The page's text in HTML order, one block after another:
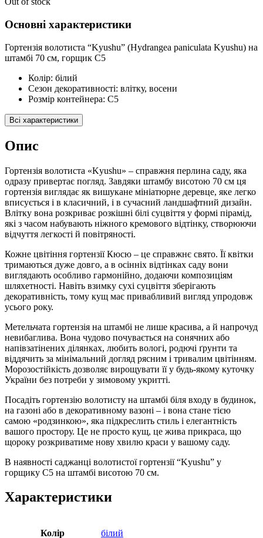
Основні характеристики
Гортензія волотиста “Kyushu” (Hydrangea paniculata Kyushu) на
штамбі 70 см, горщик С5
Колір: білий
Cезон декоративності: влітку, восени
Розмір контейнера: С5
Всі характеристики
Опис
Гортензія волотиста «Kyushu» – справжня перлина саду, яка
одразу привертає погляд. Завдяки штамбу висотою 70 см ця
гортензія виглядає як вишукане мініатюрне деревце, яке легко
вписується і в класичний, і в сучасний ландшафтний дизайн.
Влітку вона розкриває розкішні білі суцвіття у формі пірамід,
які з часом набувають ніжного кремового відтінку, створюючи
відчуття легкості й повітряності.
Кожне цвітіння гортензії Кюсю – це справжнє свято. Її квітки
тримаються дуже довго, а в осінніх відтінках саду вони
виглядають особливо гармонійно, додаючи композиціям
шляхетності. Навіть взимку сухі суцвіття зберігають
декоративність, тому кущ має привабливий вигляд упродовж
усього року.
Метельчата гортензія на штамбі не лише красива, а й напрочуд
невибаглива. Вона чудово почувається на сонячних або
напівзатінених ділянках, любить вологі, родючі ґрунти та
віддячить за мінімальний догляд рясним і тривалим цвітінням.
Морозостійкість дозволяє вирощувати її у будь-якому куточку
України без потреби у зимовому укритті.
Посадіть гортензію волотисту на штамбі біля входу в будинок,
на газоні або в декоративному вазоні – і вона стане тією
самою «родзинкою», яка підкреслить стиль і елегантність
вашого простору. Це не просто кущ, це жива прикраса, що
щороку розкриватиме нову хвилю краси у вашому саду.
В наявності саджанці волотистої гортензії “Kyushu” у
горщику С5 на штамбі висотою 70 см.
Характеристики
Колір білий